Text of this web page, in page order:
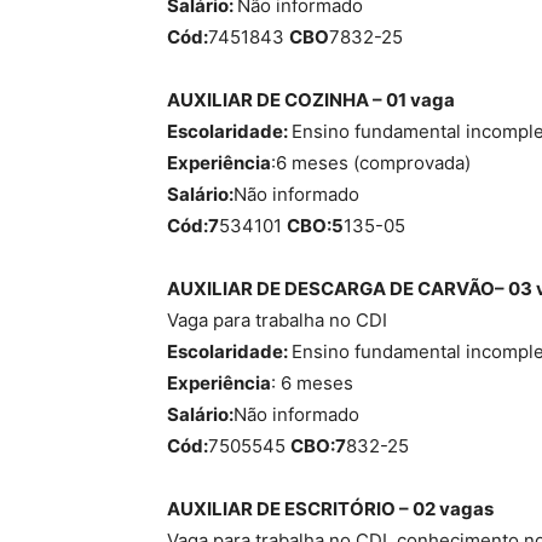
Salário: Não informado
Cód:7451843 CBO7832-25
AUXILIAR DE COZINHA – 01 vaga
Escolaridade: Ensino fundamental
Experiência:6 meses (comprovada)
Salário:Não informado
Cód:7534101 CBO:5135-05
AUXILIAR DE DESCARGA DE CARVÃO– 03
Vaga para trabalha no CDI
Escolaridade: Ensino fundamental
Experiência: 6 meses
Salário:Não informado
Cód:7505545 CBO:7832-25
AUXILIAR DE ESCRITÓRIO – 02 vagas